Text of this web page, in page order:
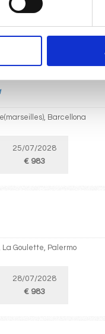
Barcellona
25/07/2028
€ 983
La Goulette, Palermo
28/07/2028
€ 983